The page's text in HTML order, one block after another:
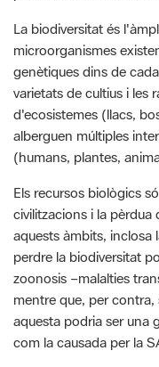
La biodiversitat és
microorganismes
genètiques dins de
varietats de cultius i les
d'ecosistemes (llacs,
alberguen múltiples
(humans, plantes,
Els recursos biològics
civilitzacions i la
aquests àmbits, inclosa
perdre la biodiversitat
zoonosis –malalties
mentre que, per
aquesta podria ser una
com la causada per la